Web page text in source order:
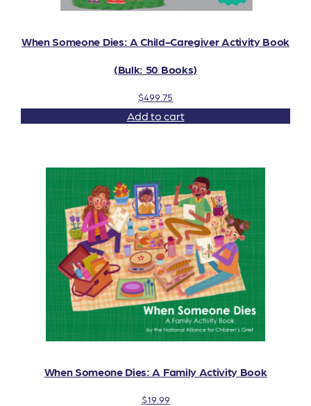
When Someone Dies: A Child-Caregiver Activity Book
(Bulk: 50 Books)
$499.75
Add to cart
When Someone Dies: A Family Activity Book
$19.99